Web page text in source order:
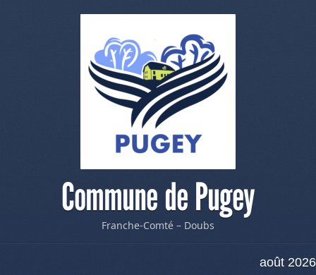
Commune de Pugey
Franche-Comté – Doubs
août 2026